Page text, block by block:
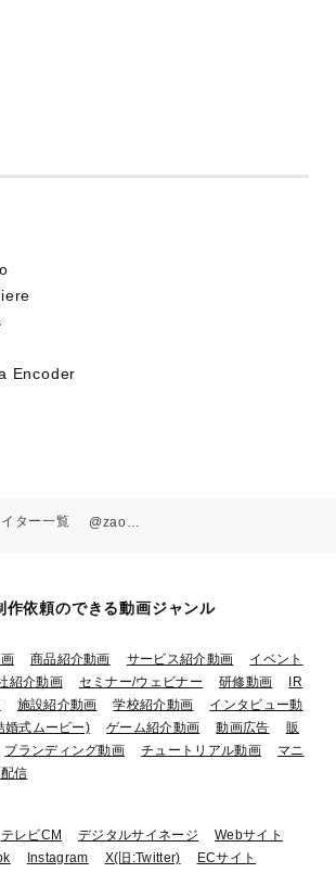
motion 不採用9案
ェア
井総研様 インディード説
ウェア
ービス紹介動画
Encoder
ター一覧 @zaoyastudio
依頼のできる動画ジャンル
商品紹介動画 サービス紹介動画
イベント
紹介動画 セミナー/ウェビナー 研修動画
IR
施設紹介動画 学校紹介動画
インタビュー動
婚式ムービー) ゲーム紹介動画 動画広告
販
ブランディング動画 チュートリアル動画
マニ
信
テレビCM デジタルサイネージ
Webサイト
Instagram X(旧:Twitter) ECサイト